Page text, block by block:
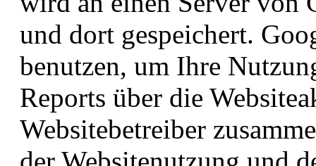
und dort gespeichert.
benutzen, um Ihre
Reports über die
Websitebetreiber